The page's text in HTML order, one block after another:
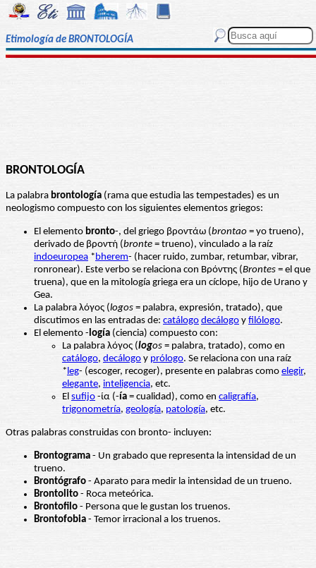
Etimología de BRONTOLOGÍA
BRONTOLOGÍA
La palabra brontología (rama que estudia las tempestades) es un
neologismo compuesto con los siguientes elementos griegos:
El elemento bronto-, del griego βροντάω (brontao = yo trueno),
derivado de βροντή (bronte = trueno), vinculado a la raíz
indoeuropea *bherem- (hacer ruido, zumbar, retumbar, vibrar,
ronronear). Este verbo se relaciona con Βρόντης (Brontes = el que
truena), que en la mitología griega era un cíclope, hijo de Urano y
Gea.
La palabra λόγος (logos = palabra, expresión, tratado), que
discutimos en las entradas de: catálogo decálogo y filólogo.
El elemento -logía (ciencia) compuesto con:
La palabra λόγος (logos = palabra, tratado), como en
catálogo, decálogo y prólogo. Se relaciona con una raíz
*leg- (escoger, recoger), presente en palabras como elegir,
elegante, inteligencia, etc.
El sufijo -ία (-ía = cualidad), como en caligrafía,
trigonometría, geología, patología, etc.
Otras palabras construidas con bronto- incluyen:
Brontograma - Un grabado que representa la intensidad de un
trueno.
Brontógrafo - Aparato para medir la intensidad de un trueno.
Brontolito - Roca meteórica.
Brontofilo - Persona que le gustan los truenos.
Brontofobia - Temor irracional a los truenos.